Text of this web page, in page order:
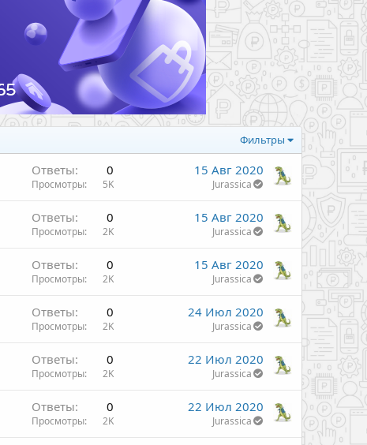
Фильтры
Ответы 0
Просмотры 5K
15 Авг 2020
Jurassica
Ответы 0
Просмотры 2K
15 Авг 2020
Jurassica
Ответы 0
Просмотры 2K
15 Авг 2020
Jurassica
Ответы 0
Просмотры 2K
24 Июл 2020
Jurassica
Ответы 0
Просмотры 2K
22 Июл 2020
Jurassica
Ответы 0
Просмотры 2K
22 Июл 2020
Jurassica